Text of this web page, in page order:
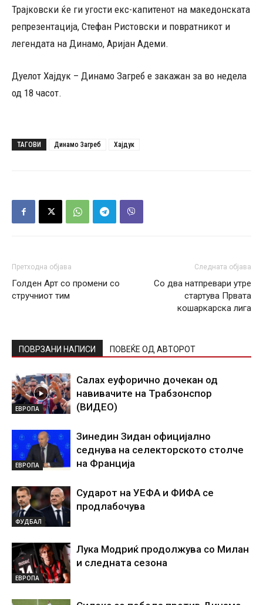
Трајковски ќе ги угости екс-капитенот на македонската
репрезентација, Стефан Ристовски и повратникот и
легендата на Динамо, Аријан Адеми.
Дуелот Хајдук – Динамо Загреб е закажан за во недела
од 18 часот.
ТАГОВИ Динамо Загреб Хајдук
Претходна објава
Голден Арт со промени со
стручниот тим
Следната објава
Со два натпревари утре
стартува Првата
кошаркарска лига
ПОВРЗАНИ НАПИСИ ПОВЕЌЕ ОД АВТОРОТ
ЕВРОПА
Салах еуфорично дочекан од
навивачите на Трабзонспор
(ВИДЕО)
ЕВРОПА
Зинедин Зидан официјално
седнува на селекторското столче
на Франција
ФУДБАЛ
Сударот на УЕФА и ФИФА се
продлабочува
ЕВРОПА
Лука Модриќ продолжува со Милан
и следната сезона